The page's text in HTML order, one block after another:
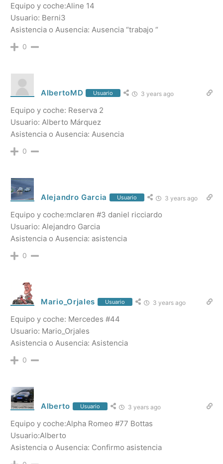
Equipo y coche:Aline 14
Usuario: Berni3
Asistencia o Ausencia: Ausencia “trabajo “
0
AlbertoMD Usuario 3 years ago
Equipo y coche: Reserva 2
Usuario: Alberto Márquez
Asistencia o Ausencia: Ausencia
0
Alejandro Garcia Usuario 3 years ago
Equipo y coche:mclaren #3 daniel ricciardo
Usuario: Alejandro Garcia
Asistencia o Ausencia: asistencia
0
Mario_Orjales Usuario 3 years ago
Equipo y coche: Mercedes #44
Usuario: Mario_Orjales
Asistencia o Ausencia: Asistencia
0
Alberto Usuario 3 years ago
Equipo y coche:Alpha Romeo #77 Bottas
Usuario:Alberto
Asistencia o Ausencia: Confirmo asistencia